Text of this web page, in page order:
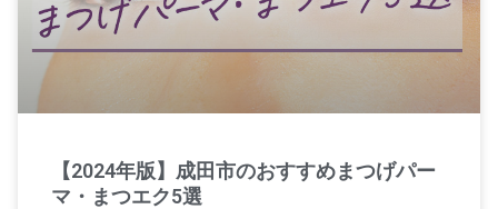
【2024年版】成田市のおすすめまつげパー
マ・まつエク5選